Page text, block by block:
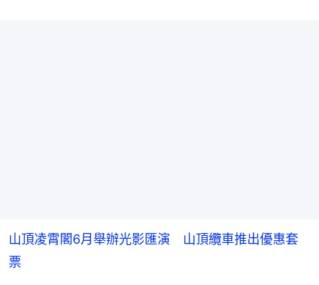
山頂凌霄閣6月舉辦光影匯演 山頂纜車推出優惠套
票